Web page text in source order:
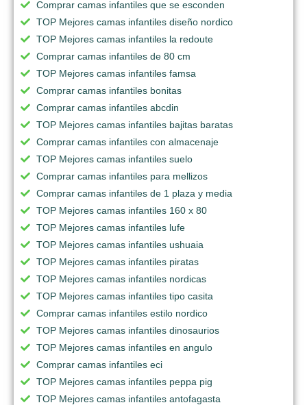
Comprar camas infantiles que se esconden
TOP Mejores camas infantiles diseño nordico
TOP Mejores camas infantiles la redoute
Comprar camas infantiles de 80 cm
TOP Mejores camas infantiles famsa
Comprar camas infantiles bonitas
Comprar camas infantiles abcdin
TOP Mejores camas infantiles bajitas baratas
Comprar camas infantiles con almacenaje
TOP Mejores camas infantiles suelo
Comprar camas infantiles para mellizos
Comprar camas infantiles de 1 plaza y media
TOP Mejores camas infantiles 160 x 80
TOP Mejores camas infantiles lufe
TOP Mejores camas infantiles ushuaia
TOP Mejores camas infantiles piratas
TOP Mejores camas infantiles nordicas
TOP Mejores camas infantiles tipo casita
Comprar camas infantiles estilo nordico
TOP Mejores camas infantiles dinosaurios
TOP Mejores camas infantiles en angulo
Comprar camas infantiles eci
TOP Mejores camas infantiles peppa pig
TOP Mejores camas infantiles antofagasta